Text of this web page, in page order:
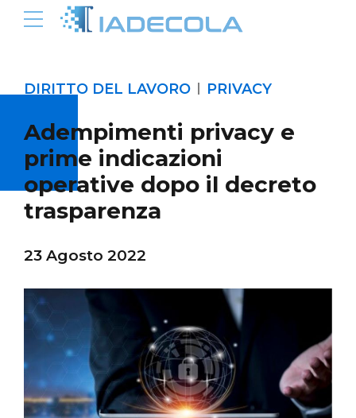
DIRITTO DEL LAVORO PRIVACY
Adempimenti privacy e
prime indicazioni
operative dopo il decreto
trasparenza
23 Agosto 2022